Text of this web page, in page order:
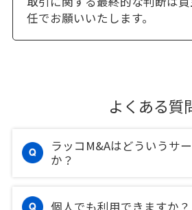
任でお願いいたします。
よくある質
ラッコM&Aはどういうサ
か？
個人でも利用できますか？